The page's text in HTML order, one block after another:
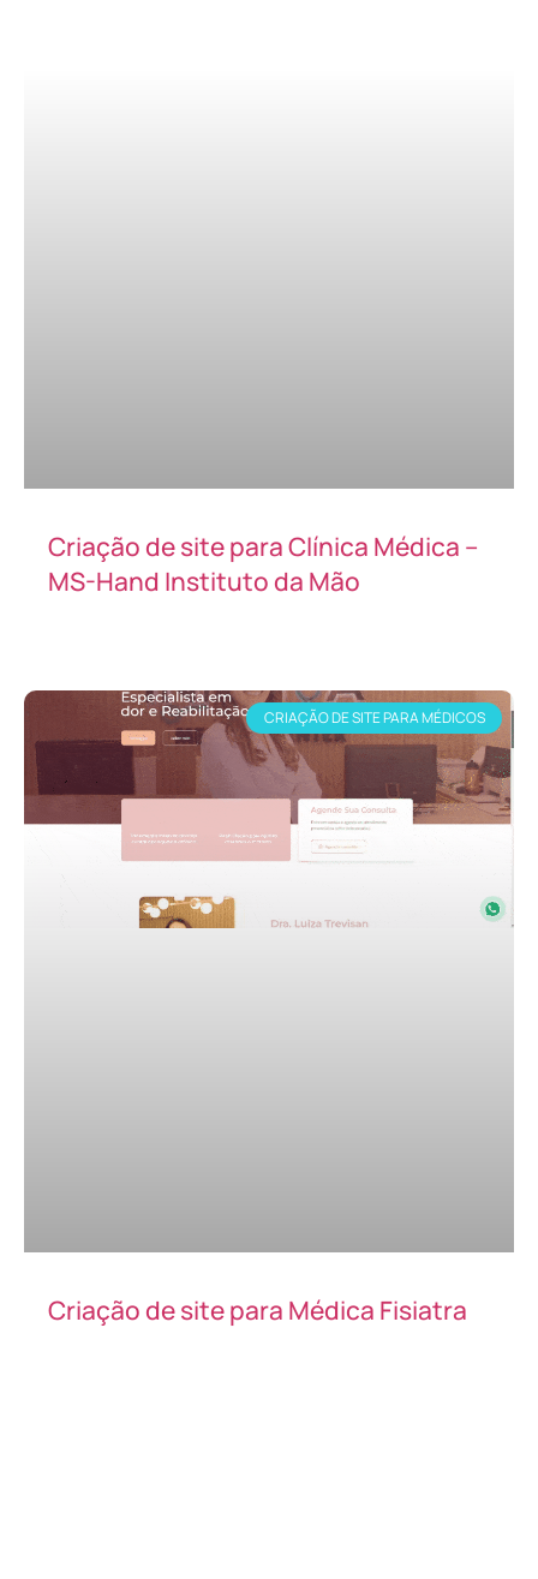
Criação de site para Clínica Médica –
MS-Hand Instituto da Mão
CRIAÇÃO DE SITE PARA MÉDICOS
Criação de site para Médica Fisiatra